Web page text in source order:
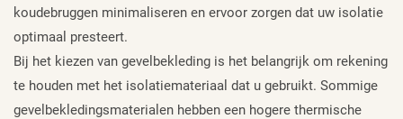
koudebruggen minimaliseren en ervoor zorgen dat uw isolatie
optimaal presteert.
Bij het kiezen van gevelbekleding is het belangrijk om rekening
te houden met het isolatiemateriaal dat u gebruikt. Sommige
gevelbekledingsmaterialen hebben een hogere thermische